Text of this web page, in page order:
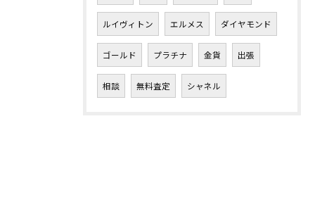
ルイヴィトン エルメス ダイヤモンド
ゴールド プラチナ 金貨 出張
相談 無料査定 シャネル